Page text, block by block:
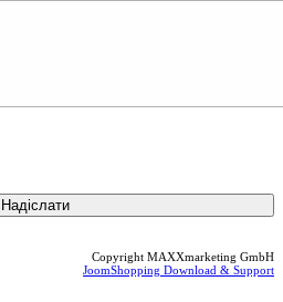
Copyright MAXXmarketing GmbH
JoomShopping Download & Support